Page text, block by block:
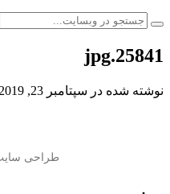
25841.jpg
نوشته شده در سپتامبر 23, 2019